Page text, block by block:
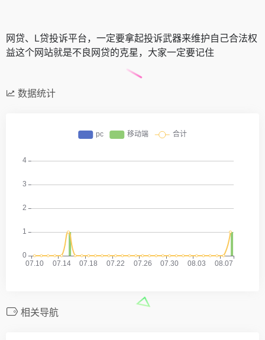
网贷、L贷投诉平台，一定要拿起投诉武器来维护自己合法权
益这个网站就是不良网贷的克星，大家一定要记住
数据统计
相关导航